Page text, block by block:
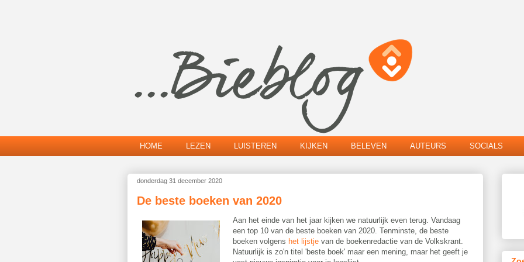
HOME LEZEN LUISTEREN KIJKEN BELEVEN AUTEURS SOCIALS
donderdag 31 december 2020
De beste boeken van 2020
Aan het einde van het jaar kijken we natuurlijk even terug. Vandaag
een top 10 van de beste boeken van 2020. Tenminste, de beste
boeken volgens het lijstje van de boekenredactie van de Volkskrant.
Natuurlijk is zo'n titel 'beste boek' maar een mening, maar het geeft je